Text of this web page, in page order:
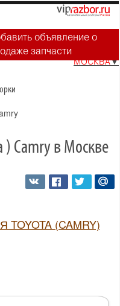
объявление о
запчасти
МОСКВА▼
) Camry в Москве